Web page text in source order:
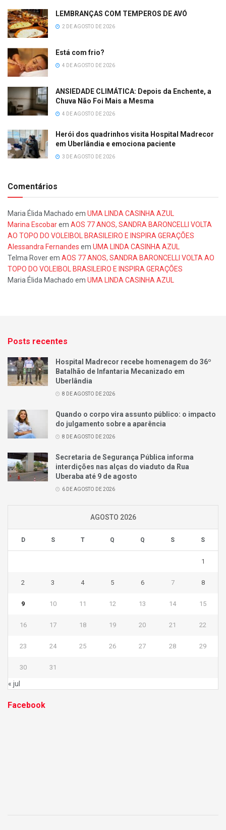
LEMBRANÇAS COM TEMPEROS DE AVÓ
2 DE AGOSTO DE 2026
Está com frio?
4 DE AGOSTO DE 2026
ANSIEDADE CLIMÁTICA: Depois da Enchente, a
Chuva Não Foi Mais a Mesma
4 DE AGOSTO DE 2026
Herói dos quadrinhos visita Hospital Madrecor
em Uberlândia e emociona paciente
3 DE AGOSTO DE 2026
Comentários
Maria Élida Machado em UMA LINDA CASINHA AZUL
Marina Escobarem AOS 77 ANOS, SANDRA BARONCELLI VOLTA
AO TOPO DO VOLEIBOL BRASILEIRO E INSPIRA GERAÇÕES
Alessandra Fernandes em UMA LINDA CASINHA AZUL
Telma Roverem AOS 77 ANOS, SANDRA BARONCELLI VOLTA AO
TOPO DO VOLEIBOL BRASILEIRO E INSPIRA GERAÇÕES
Maria Élida Machado em UMA LINDA CASINHA AZUL
Posts recentes
Hospital Madrecor recebe homenagem do 36º
Batalhão de Infantaria Mecanizado em
Uberlândia
8 DE AGOSTO DE 2026
Quando o corpo vira assunto público: o impacto
do julgamento sobre a aparência
8 DE AGOSTO DE 2026
Secretaria de Segurança Pública informa
interdições nas alças do viaduto da Rua
Uberaba até 9 de agosto
6 DE AGOSTO DE 2026
AGOSTO 2026
D S T Q Q S S
1
2 3 4 5 6 7 8
9 10 11 12 13 14 15
16 17 18 19 20 21 22
23 24 25 26 27 28 29
30 31
« jul
Facebook